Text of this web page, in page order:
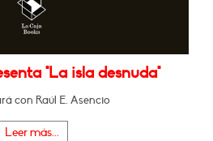
"La isla desnuda"
con Raúl E. Asencio
Leer más...